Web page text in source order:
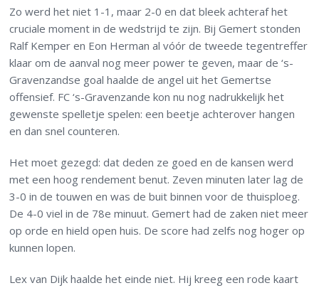
Zo werd het niet 1-1, maar 2-0 en dat bleek achteraf het
cruciale moment in de wedstrijd te zijn. Bij Gemert stonden
Ralf Kemper en Eon Herman al vóór de tweede tegentreffer
klaar om de aanval nog meer power te geven, maar de ‘s-
Gravenzandse goal haalde de angel uit het Gemertse
offensief. FC ‘s-Gravenzande kon nu nog nadrukkelijk het
gewenste spelletje spelen: een beetje achterover hangen
en dan snel counteren.
Het moet gezegd: dat deden ze goed en de kansen werd
met een hoog rendement benut. Zeven minuten later lag de
3-0 in de touwen en was de buit binnen voor de thuisploeg.
De 4-0 viel in de 78e minuut. Gemert had de zaken niet meer
op orde en hield open huis. De score had zelfs nog hoger op
kunnen lopen.
Lex van Dijk haalde het einde niet. Hij kreeg een rode kaart